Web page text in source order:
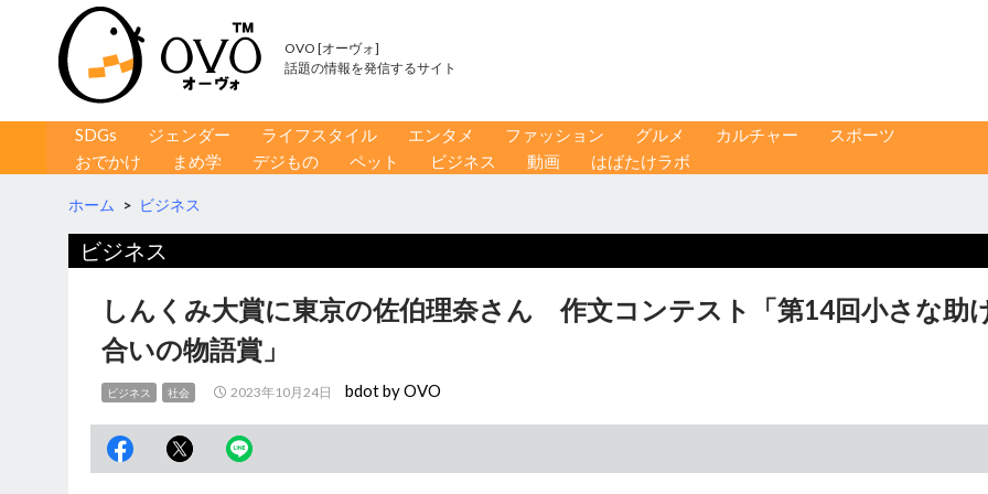
OVO [オーヴォ]
話題の情報を発信するサイト
コンテンツへ移動
SDGs ジェンダー ライフスタイル エンタメ ファッション グルメ カルチャー
スポーツ
おでかけ
まめ学 デジもの ペット ビジネス 動画 はばたけラボ
ホーム > ビジネス
ビジネス
しんくみ大賞に東京の佐伯理奈さん 作文コンテスト「第14回小さな助
合いの物語賞」
ビジネス 社会 2023年10月24日 bdot by OVO